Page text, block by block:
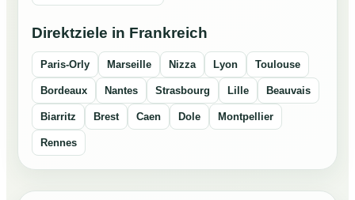
Direktziele in Frankreich
Paris-Orly Marseille Nizza Lyon Toulouse
Bordeaux Nantes Strasbourg Lille Beauvais
Biarritz Brest Caen Dole Montpellier
Rennes